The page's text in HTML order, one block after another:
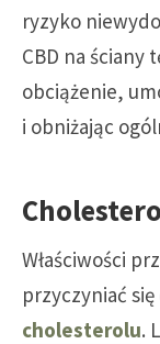
ryzyko
CBD na ściany
obciążenie,
i obniżając
Właściwości
przyczyniać się
cholesterolu.